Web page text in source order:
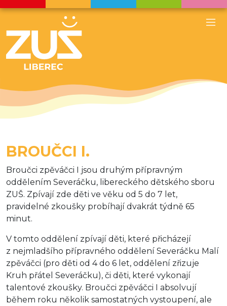
BROUČCI I.
Broučci zpěváčci I jsou druhým přípravným
oddělením Severáčku, libereckého dětského sboru
ZUŠ. Zpívají zde děti ve věku od 5 do 7 let,
pravidelné zkoušky probíhají dvakrát týdně 65
minut.
V tomto oddělení zpívají děti, které přicházejí
z nejmladšího přípravného oddělení Severáčku Malí
zpěváčci (pro děti od 4 do 6 let, oddělení zřizuje
Kruh přátel Severáčku), či děti, které vykonají
talentové zkoušky. Broučci zpěváčci I absolvují
během roku několik samostatných vystoupení, ale